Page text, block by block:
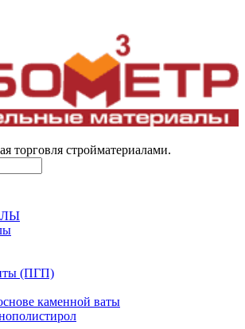
торговля стройматериалами.
(ПГП)
каменной ваты